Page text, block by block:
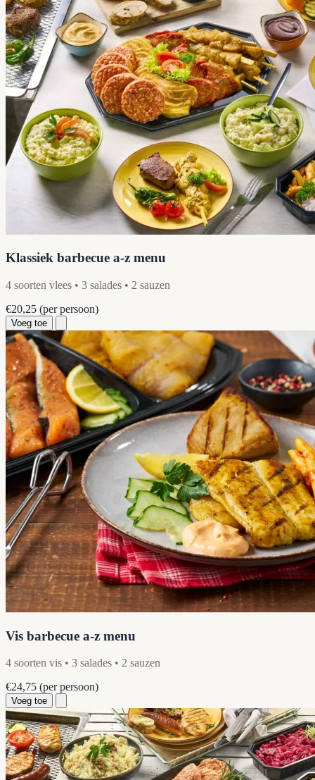
Klassiek barbecue a-z menu
4 soorten vlees • 3 salades • 2 sauzen
€20,25 (per persoon)
Voeg toe
Vis barbecue a-z menu
4 soorten vis • 3 salades • 2 sauzen
€24,75 (per persoon)
Voeg toe